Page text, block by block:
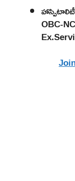
హాస్పిటాలిటీ
OBC-